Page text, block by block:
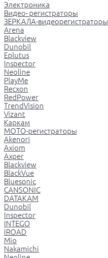
Электроника
Видео- регистраторы
ЗЕРКАЛА-видеорегистраторы
Arena
Blackview
Dunobil
Eplutus
Inspector
Neoline
PlayMe
Recxon
RedPower
TrendVision
Vizant
Каркам
МОТО-регистраторы
Akenori
Axiom
Axper
Blackview
BlackVue
Bluesonic
CANSONIC
DATAKAM
Dunobil
Inspector
INTEGO
IROAD
Mio
Nakamichi